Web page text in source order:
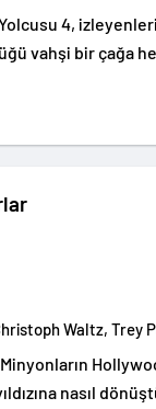
4,
vahşi bir çağa
götürüyor.
Pierre Coffin,
nasıl